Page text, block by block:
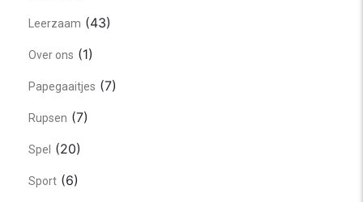
Leerzaam (43)
Over ons (1)
Papegaaitjes (7)
Rupsen (7)
Spel (20)
Sport (6)